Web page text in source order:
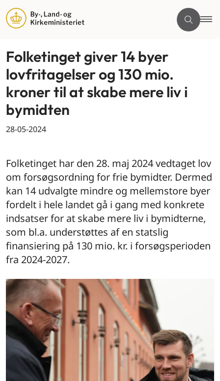
Folketinget giver 14 byer
lovfritagelser og 130 mio.
kroner til at skabe mere liv i
bymidten
28-05-2024
Folketinget har den 28. maj 2024 vedtaget lov
om forsøgsordning for frie bymidter. Dermed
kan 14 udvalgte mindre og mellemstore byer
fordelt i hele landet gå i gang med konkrete
indsatser for at skabe mere liv i bymidterne,
som bl.a. understøttes af en statslig
finansiering på 130 mio. kr. i forsøgsperioden
fra 2024-2027.